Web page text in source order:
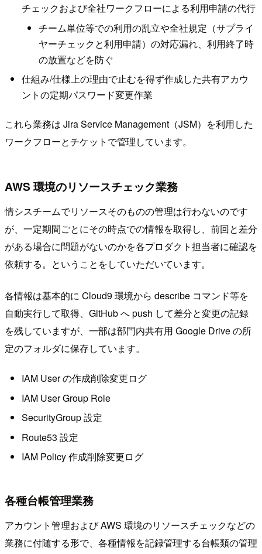
チェックおよび全社ワークフローによる利用申請の代行
チーム単位等での利用の乱立や全社規定（サプライ
ヤーチェックと利用申請）の対応漏れ、利用終了時
の放置などを防ぐ
仕組み/仕様上の理由で止むを得ず作成した共有アカウ
ントの定期パスワード変更作業
これら業務は Jira Service Management（JSM）を利用した
ワークフローとチケットで管理しています。
AWS 環境のリソースチェック業務
情シスチームでリソースそのものの管理は行わないのです
が、一定期間ごとにその時点での情報を取得し、前回と差分
がある場合に問題がないのかを各プロダクト担当者に確認を
依頼する。ということをしていただいています。
各情報は基本的に Cloud9 環境から describe コマンド等を
自動実行して取得、GitHub へ push して差分と変更の記録
を残していますが、一部は部門内共有用 Google Drive の所
定のフォルダに保存しています。
IAM User の作成削除変更ログ
IAM User Group Role
SecurityGroup 設定
Route53 設定
IAM Policy 作成削除変更ログ
各種台帳管理業務
アカウント管理および AWS 環境のリソースチェックなどの
業務に付随する形で、各種情報を記録管理する台帳類の管理